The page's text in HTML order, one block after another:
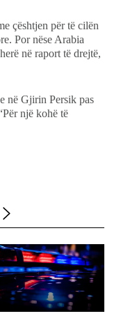
çështjen për të cilën
Por nëse Arabia
në raport të drejtë,
në Gjirin Persik pas
një kohë të